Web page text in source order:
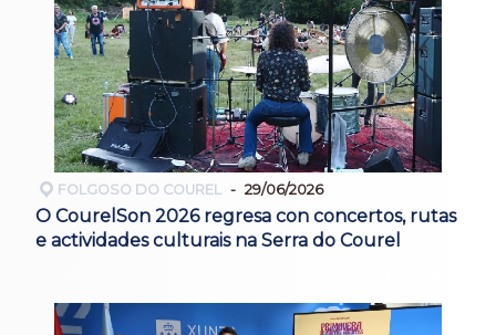
FOLGOSO DO COUREL 29/06/2026
O CourelSon 2026 regresa con concertos, rutas
e actividades culturais na Serra do Courel